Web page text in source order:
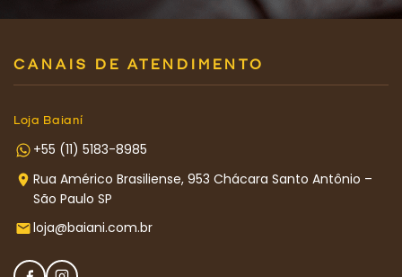
CANAIS DE ATENDIMENTO
Loja Baianí
+55 (11) 5183-8985
Rua Américo Brasiliense, 953 Chácara Santo Antônio –
São Paulo SP
loja@baiani.com.br